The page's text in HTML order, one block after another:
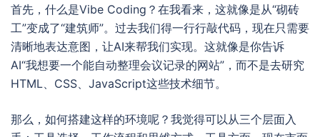
首先，什么是Vibe Coding？在我看来，这就像是从“砌砖
工”变成了“建筑师”。过去我们得一行行敲代码，现在只需要
清晰地表达意图，让AI来帮我们实现。这就像是你告诉
AI“我想要一个能自动整理会议记录的网站”，而不是去研究
HTML、CSS、JavaScript这些技术细节。
那么，如何搭建这样的环境呢？我觉得可以从三个层面入